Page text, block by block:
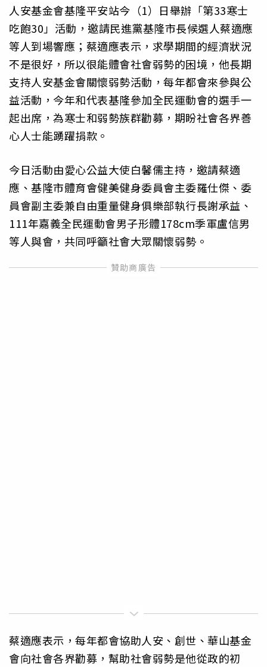
人安基金會基隆平安站今（1）日舉辦「第33寒士
吃飽30」活動，邀請民進黨基隆市長候選人蔡適應
等人到場響應；蔡適應表示，求學期間的經濟狀況
不是很好，所以很能體會社會弱勢的困境，他長期
支持人安基金會關懷弱勢活動，每年都會來參與公
益活動，今年和代表基隆參加全民運動會的選手一
起出席，為寒士和弱勢族群勸募，期盼社會各界善
心人士能踴躍捐款。
今日活動由愛心公益大使白馨儒主持，邀請蔡適
應、基隆市體育會健美健身委員會主委羅仕傑、委
員會副主委兼自由重量健身俱樂部執行長謝承益、
111年嘉義全民運動會男子形體178cm季軍盧信男
等人與會，共同呼籲社會大眾關懷弱勢。
蔡適應表示，每年都會協助人安、創世、華山基金
會向社會各界勸募，幫助社會弱勢是他從政的初